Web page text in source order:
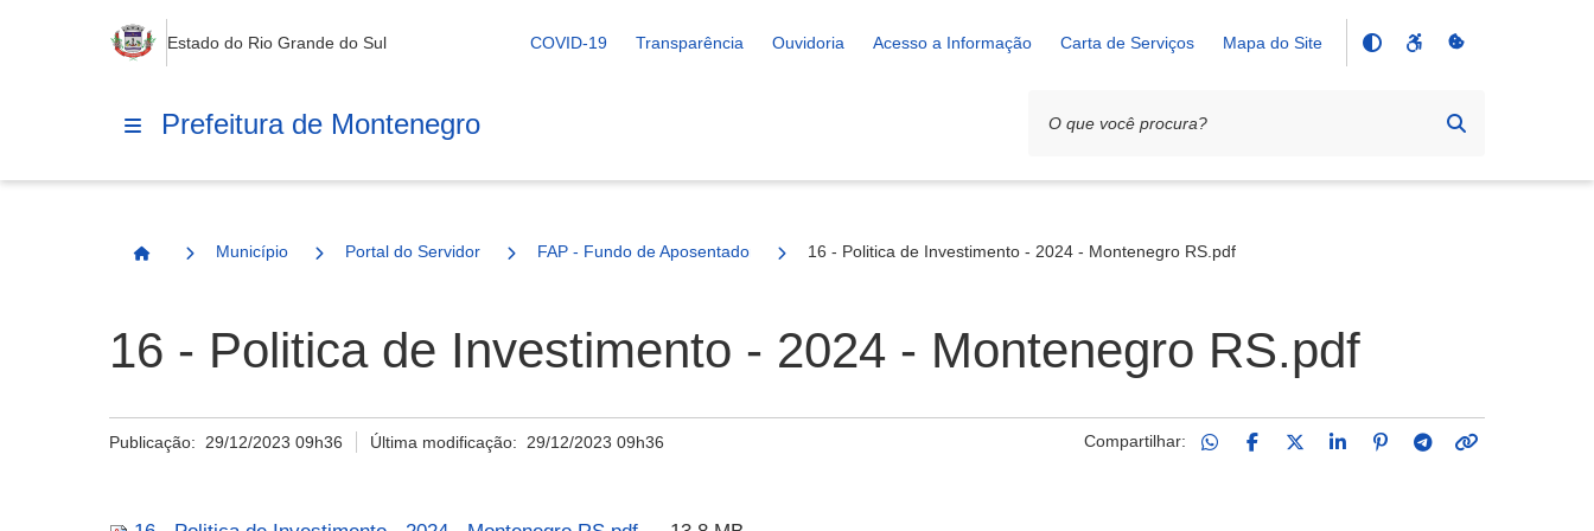
Estado do Rio Grande do Sul COVID-19 Transparência Ouvidoria Acesso a Informação Carta de Serviços Mapa do Site
Prefeitura de Montenegro
Página Inicial
Município Portal do Servidor FAP - Fundo de Aposentadoria e Pensão16 - Politica de Investimento - 2024 - Montenegro RS.pdf
16 - Politica de Investimento - 2024 - Montenegro RS.pdf
Publicação: 29/12/2023 09h36 Última modificação: 29/12/2023 09h36 Compartilhar: